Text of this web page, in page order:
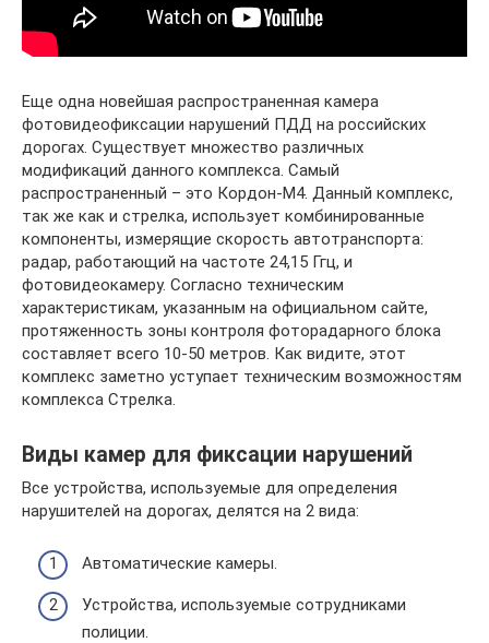
Еще одна новейшая распространенная камера
фотовидеофиксации нарушений ПДД на российских
дорогах. Существует множество различных
модификаций данного комплекса. Самый
распространенный – это Кордон-М4. Данный комплекс,
так же как и стрелка, использует комбинированные
компоненты, измерящие скорость автотранспорта:
радар, работающий на частоте 24,15 Ггц, и
фотовидеокамеру. Согласно техническим
характеристикам, указанным на официальном сайте,
протяженность зоны контроля фоторадарного блока
составляет всего 10-50 метров. Как видите, этот
комплекс заметно уступает техническим возможностям
комплекса Стрелка.
Виды камер для фиксации нарушений
Все устройства, используемые для определения
нарушителей на дорогах, делятся на 2 вида:
Автоматические камеры.
Устройства, используемые сотрудниками
полиции.